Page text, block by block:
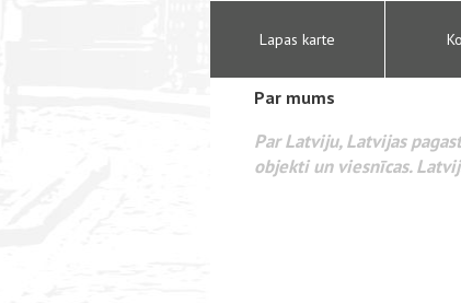
Lapas karte
Par mums
Par Latviju, Latvijas
objekti un viesnīcas.